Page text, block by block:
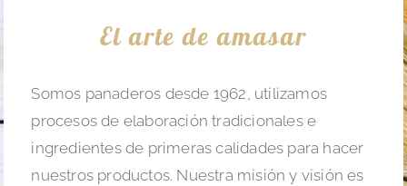
El arte de amasar
Somos panaderos desde 1962, utilizamos
procesos de elaboración tradicionales e
ingredientes de primeras calidades para hacer
nuestros productos. Nuestra misión y visión es